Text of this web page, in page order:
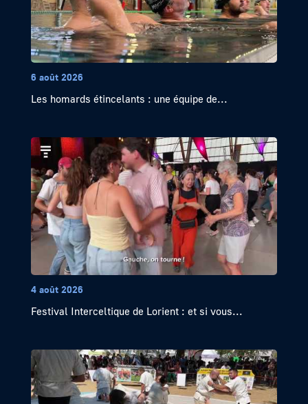
6 août 2026
Les homards étincelants : une équipe de...
4 août 2026
Festival Interceltique de Lorient : et si vous...